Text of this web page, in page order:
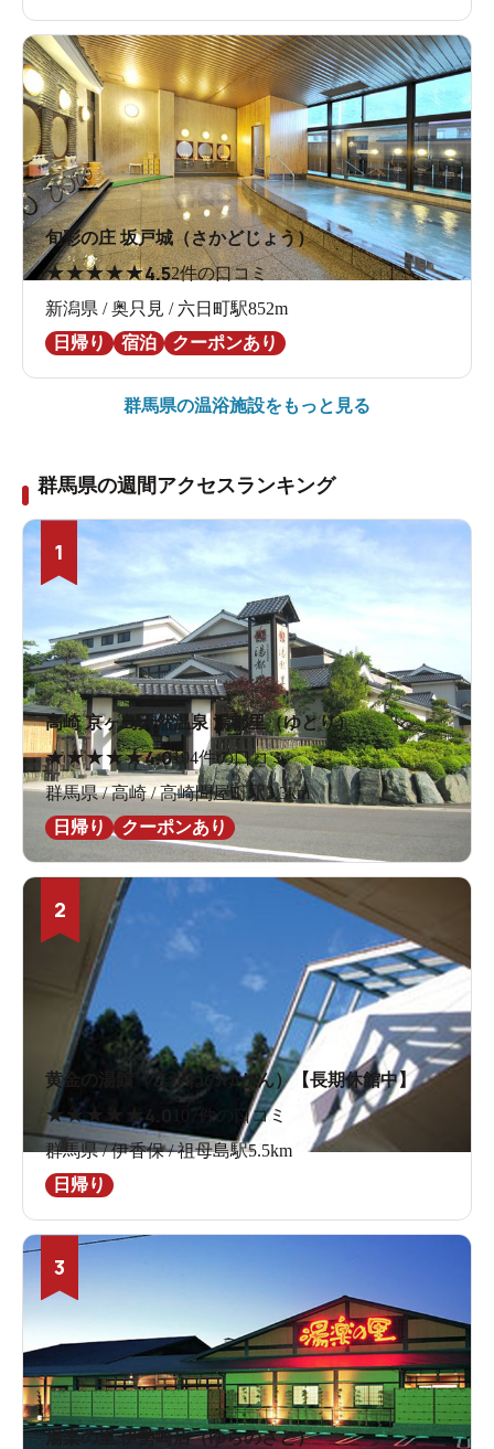
旬彩の庄 坂戸城（さかどじょう）
★★★★★4.52件の口コミ
新潟県 / 奥只見 / 六日町駅852m
日帰り
宿泊 クーポンあり
群馬県の温浴施設をもっと見る
群馬県の週間アクセスランキング
1
高崎 京ヶ島天然温泉 湯都里（ゆとり）
★★★★★4.0194件の口コミ
群馬県 / 高崎 / 高崎問屋町駅3.3km
日帰り
クーポンあり
2
黄金の湯館（こがねのゆかん）【長期休館中】
★★★ ★ ★4.0
107件の口コミ
群馬県 / 伊香保 / 祖母島駅5.5km
日帰り
3
湯楽の里 伊勢崎店（ゆらのさと）